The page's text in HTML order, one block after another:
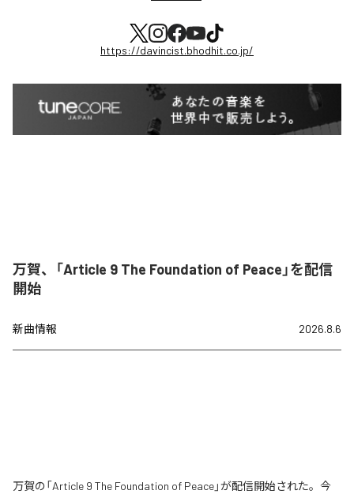
https://davincist.bhodhit.co.jp/
万賀、「Article 9 The Foundation of Peace」を配信
開始
新曲情報 2026.8.6
万賀の「Article 9 The Foundation of Peace」が配信開始された。今